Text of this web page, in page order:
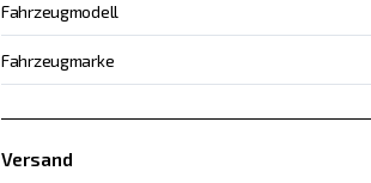
Fahrzeugmodell
Fahrzeugmarke
Versand